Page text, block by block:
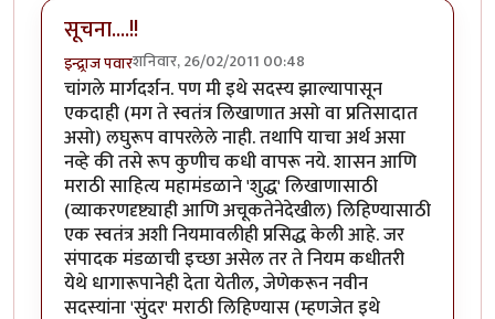
सूचना....!!
इन्द्र्राज पवारशनिवार, 26/02/2011 00:48
चांगले मार्गदर्शन. पण मी इथे सदस्य झाल्यापासून
एकदाही (मग ते स्वतंत्र लिखाणात असो वा प्रतिसादात
असो) लघुरूप वापरलेले नाही. तथापि याचा अर्थ असा
नव्हे की तसे रूप कुणीच कधी वापरू नये. शासन आणि
मराठी साहित्य महामंडळाने 'शुद्ध' लिखाणासाठी
(व्याकरणदृष्ट्याही आणि अचूकतेनेदेखील) लिहिण्यासाठी
एक स्वतंत्र अशी नियमावलीही प्रसिद्ध केली आहे. जर
संपादक मंडळाची इच्छा असेल तर ते नियम कधीतरी
येथे धागारूपानेही देता येतील, जेणेकरून नवीन
सदस्यांना 'सुंदर' मराठी लिहिण्यास (म्हणजेत इथे